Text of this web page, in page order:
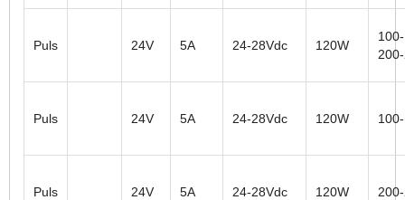
Puls 24V 5A 24-28Vdc 120W
Puls 24V 5A 24-28Vdc 120W
Puls 24V 5A 24-28Vdc 120W